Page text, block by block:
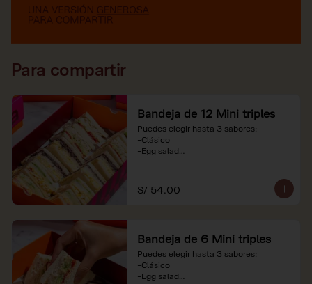
Para compartir
Bandeja de 12 Mini triples
Puedes elegir hasta 3 sabores:
-Clásico
-Egg salad
referenciales.
S/ 54.00
Bandeja de 6 Mini triples
Puedes elegir hasta 3 sabores:
-Clásico
-Egg salad